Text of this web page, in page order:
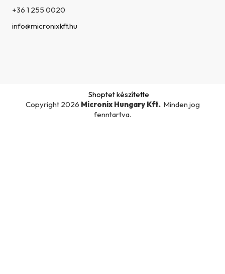
+36 1 255 0020
info@micronixkft.hu
Shoptet készítette
Copyright 2026 Micronix Hungary Kft.. Minden jog
fenntartva.